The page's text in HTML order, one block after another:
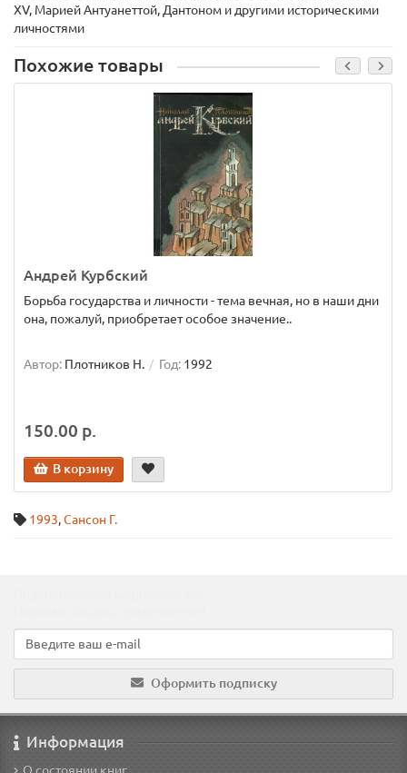
ХV, Марией Антуанеттой, Дантоном и другими историческими
личностями
Похожие товары
Андрей Курбский
Борьба государства и личности - тема вечная, но в наши дни
она, пожалуй, приобретает особое значение..
Автор: Плотников Н. Год: 1992
150.00 р.
В корзину
1993,Сансон Г.
Оформить подписку
Информация